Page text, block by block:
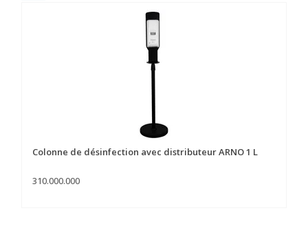
Colonne de désinfection avec distributeur ARNO 1 L
310.000.000